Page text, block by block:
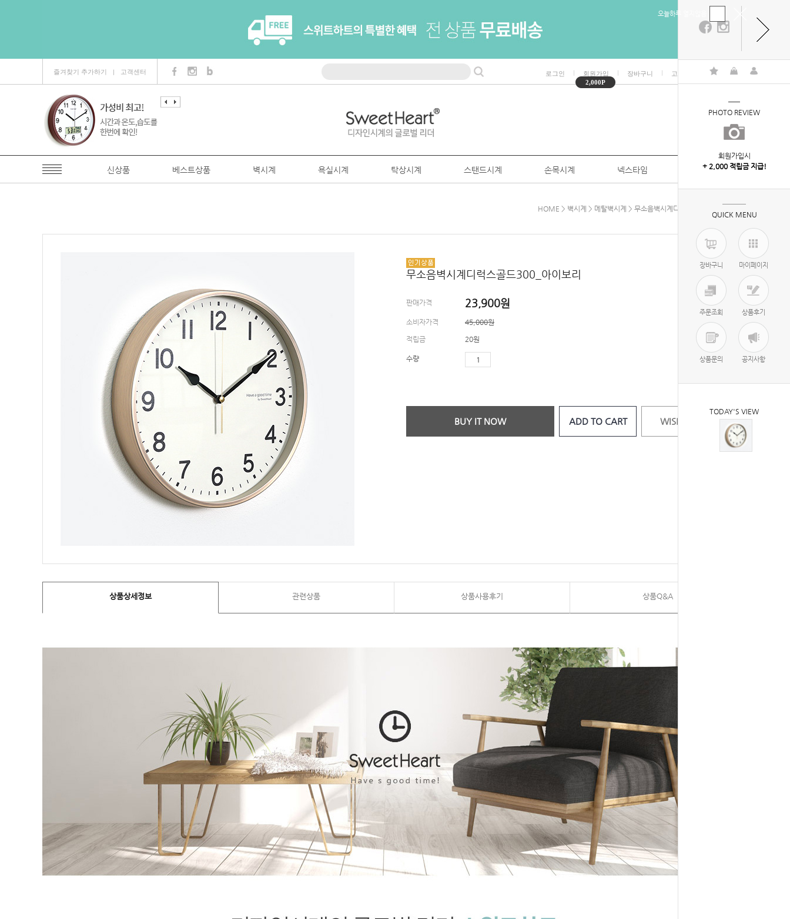
PHOTO REVIEW
회원가입시
+ 2,000 적립금 지급!
QUICK MENU
장바구니 마이페이지
주문조회 상품후기
상품문의 공지사항
TODAY'S VIEW
오늘하루 열지않음
즐겨찾기 추가하기 ㅣ 고객센터 로그인
회원가입
2,000P
장바구니 고객센터 마이페이지
신상품 베스트상품 벽시계 욕실시계 탁상시계 스탠드시계 손목시계 넥스타임 특판/대량구매
HOME > 벽시계 > 메탈벽시계 > 무소음벽시계디럭스골드300_아이보리
무소음벽시계디럭스골드300_아이보리
판매가격 23,900원
소비자가격 45,000원
적립금 20원
수량
BUY IT NOW ADD TO CART WISH LIST
상품상세정보 관련상품 상품사용후기 상품Q&A